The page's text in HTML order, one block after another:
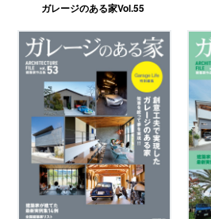
ガレージのある家Vol.55